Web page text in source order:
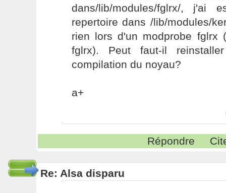
dans/lib/modules/fglrx/, j'ai
repertoire dans /lib/modules/
rien lors d'un modprobe fglrx
fglrx). Peut faut-il
compilation du noyau?
a+
Répondre
Re: Alsa disparu